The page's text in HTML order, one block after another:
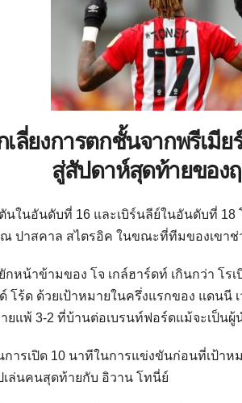
เลี่ยงการตกชั้นจากพรีเมี
สู่สัปดาห์สุดท้ายของ
นในอันดับที่ 16 และเบิร์นลีย์ในอันดับที่ 18
ปาสคาล สไตรอิค ในขณะที่ทีมของเขาช่
หน้าข้ามของ โจ เกล์ฮาร์ดท์ เกินกว่า โร
โร้ด ด้วยเป้าหมายในครึ่งแรกของ แดนนี
ยแพ้ 3-2 ที่บ้านต่อเบรนท์ฟอร์ดแม้จะเป็นผู้
ารเปิด 10 นาทีในการแข่งขันก่อนที่เป้า
เล่นคนสุดท้ายกับ อิวาน โทนี่ย์